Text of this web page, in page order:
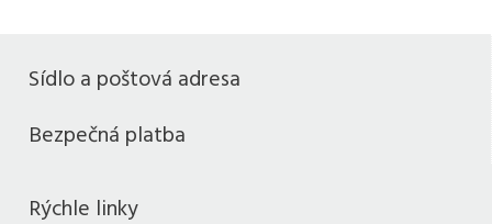
Sídlo a poštová adresa
Bezpečná platba
Rýchle linky